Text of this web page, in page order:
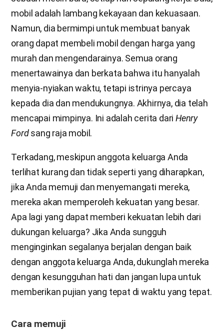
mobil adalah lambang kekayaan dan kekuasaan.
Namun, dia bermimpi untuk membuat banyak
orang dapat membeli mobil dengan harga yang
murah dan mengendarainya. Semua orang
menertawainya dan berkata bahwa itu hanyalah
menyia-nyiakan waktu, tetapi istrinya percaya
kepada dia dan mendukungnya. Akhirnya, dia telah
mencapai mimpinya. Ini adalah cerita dari Henry
Fordsang raja mobil.
Terkadang, meskipun anggota keluarga Anda
terlihat kurang dan tidak seperti yang diharapkan,
jika Anda memuji dan menyemangati mereka,
mereka akan memperoleh kekuatan yang besar.
Apa lagi yang dapat memberi kekuatan lebih dari
dukungan keluarga? Jika Anda sungguh
menginginkan segalanya berjalan dengan baik
dengan anggota keluarga Anda, dukunglah mereka
dengan kesungguhan hati dan jangan lupa untuk
memberikan pujian yang tepat di waktu yang tepat.
Cara memuji